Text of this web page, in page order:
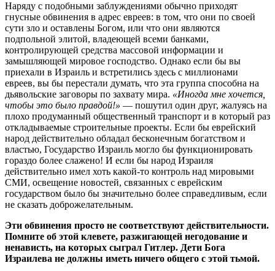
Наряду с подобными заблуждениями обычно приходят
гнусные обвинения в адрес евреев: в том, что они по своей
сути зло и оставлены Богом, или что они являются
подпольной элитой, владеющей всеми банками,
контролирующей средства массовой информации и
замышляющей мировое господство. Однако если бы вы
приехали в Израиль и встретились здесь с миллионами
евреев, вы бы перестали думать, что эта группа способна на
дьявольские заговоры по захвату мира. «Иногда мне хочется,
чтобы это было правдой!» — пошутил один друг, жалуясь на
плохо продуманный общественный транспорт и в который раз
откладываемые строительные проекты. Если бы еврейский
народ действительно обладал бесконечным богатством и
властью, Государство Израиль могло бы функционировать
гораздо более слажено! И если бы народ Израиля
действительно имел хоть какой-то контроль над мировыми
СМИ, освещение новостей, связанных с еврейским
государством было бы значительно более справедливым, если
не сказать доброжелательным.
Эти обвинения просто не соответствуют действительности.
Помните об этой клевете, разжигающей негодование и
ненависть, на которых сыграл Гитлер. Дети Бога
Израилева не должны иметь ничего общего с этой тьмой.